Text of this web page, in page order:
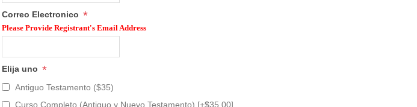
Correo Electronico *
Please Provide Registrant's Email Address
Elija uno *
Antiguo Testamento ($35)
Curso Completo (Antiguo y Nuevo Testamento) [+$35.00]